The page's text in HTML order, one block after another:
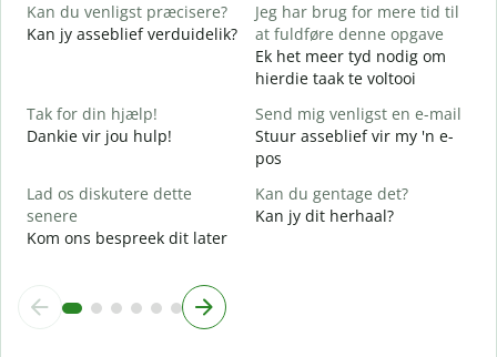
Kan du venligst præcisere?
Kan jy asseblief verduidelik?
Jeg har brug for mere tid til
at fuldføre denne opgave
Ek het meer tyd nodig om
hierdie taak te voltooi
Tak for din hjælp!
Dankie vir jou hulp!
Send mig venligst en e-mail
Stuur asseblief vir my 'n e-
pos
Lad os diskutere dette
senere
Kom ons bespreek dit later
Kan du gentage det?
Kan jy dit herhaal?